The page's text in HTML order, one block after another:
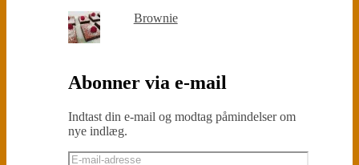
Brownie
Abonner via e-mail
Indtast din e-mail og modtag påmindelser om
nye indlæg.
E-